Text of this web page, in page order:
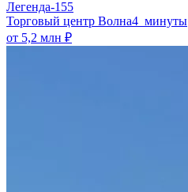
Легенда-155
​Торговый центр Волна4 минуты
от 5,2 млн ₽